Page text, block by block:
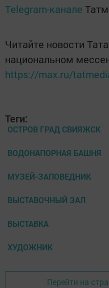
Telegram-канале
Читайте новости
национальном
https://max.ru/
Теги:
ОСТРОВ ГРАД СВИЯЖСК
ВОДОНАПОРНАЯ БАШНЯ
МУЗЕЙ-ЗАПОВЕДНИК
ВЫСТАВОЧНЫЙ ЗАЛ
ВЫСТАВКА
ХУДОЖНИК
Перейти на